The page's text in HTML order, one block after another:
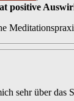
positive
sehr über das